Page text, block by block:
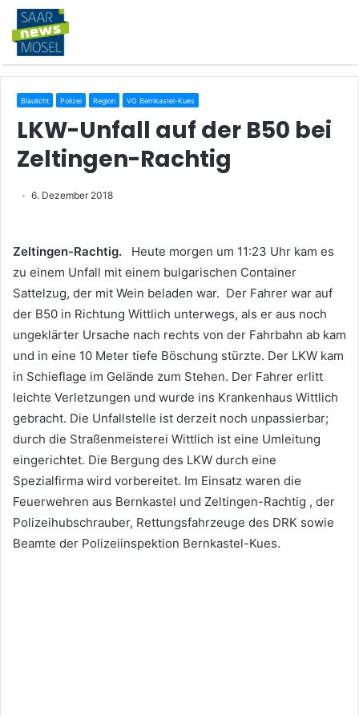
Blaulicht Polizei Region VG Bernkastel-Kues
LKW-Unfall auf der B50 bei
Zeltingen-Rachtig
6. Dezember 2018
Zeltingen-Rachtig.
Heute morgen um 11:23 Uhr kam es
zu einem Unfall mit einem bulgarischen Container
Sattelzug, der mit Wein beladen war. Der Fahrer war auf
der B50 in Richtung Wittlich unterwegs, als er aus noch
ungeklärter Ursache nach rechts von der Fahrbahn ab kam
und in eine 10 Meter tiefe Böschung stürzte. Der LKW kam
in Schieflage im Gelände zum Stehen. Der Fahrer erlitt
leichte Verletzungen und wurde ins Krankenhaus Wittlich
gebracht. Die Unfallstelle ist derzeit noch unpassierbar;
durch die Straßenmeisterei Wittlich ist eine Umleitung
eingerichtet. Die Bergung des LKW durch eine
Spezialfirma wird vorbereitet. Im Einsatz waren die
Feuerwehren aus Bernkastel und Zeltingen-Rachtig , der
Polizeihubschrauber, Rettungsfahrzeuge des DRK sowie
Beamte der Polizeiinspektion Bernkastel-Kues.